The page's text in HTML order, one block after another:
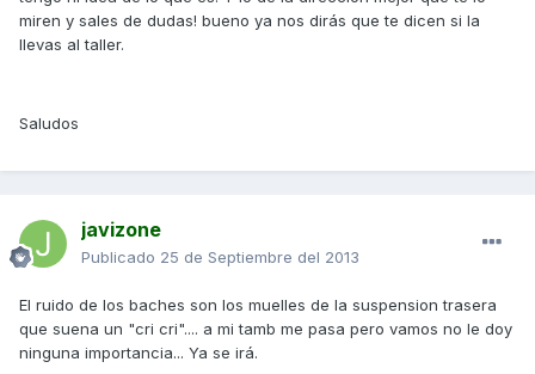
miren y sales de dudas! bueno ya nos dirás que te dicen si la
llevas al taller.
Saludos
javizone
Publicado 25 de Septiembre del 2013
El ruido de los baches son los muelles de la suspension trasera
que suena un "cri cri".... a mi tamb me pasa pero vamos no le doy
ninguna importancia... Ya se irá.